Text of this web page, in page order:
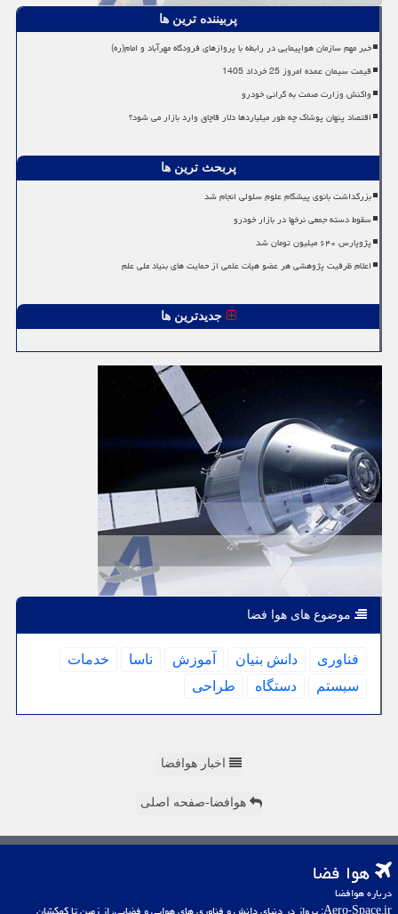
پربیننده ترین ها
خبر مهم سازمان هواپیمایی در رابطه با پروازهای فرودگاه مهرآباد و امام(ره)
قیمت سیمان عمده امروز 25 خرداد 1405
واکنش وزارت صمت به گرانی خودرو
اقتصاد پنهان پوشاک چه طور میلیاردها دلار قاچاق وارد بازار می شود؟
پربحث ترین ها
بزرگداشت بانوی پیشگام علوم سلولی انجام شد
سقوط دسته جمعی نرخها در بازار خودرو
پژوپارس ۶۴۰ میلیون تومان شد
اعلام ظرفیت پژوهشی هر عضو هیات علمی از حمایت های بنیاد ملی علم
جدیدترین ها
موضوع های هوا فضا
فناوری دانش بنیان آموزش ناسا
خدمات
سیستم
دستگاه طراحی
اخبار هوافضا
هوافضا-صفحه اصلی
هوا فضا
درباره هوافضا